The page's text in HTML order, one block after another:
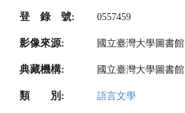
登 錄 號: 0557459
影像來源: 國立臺灣大學圖書館
典藏機構: 國立臺灣大學圖書館
類 別: 語言文學